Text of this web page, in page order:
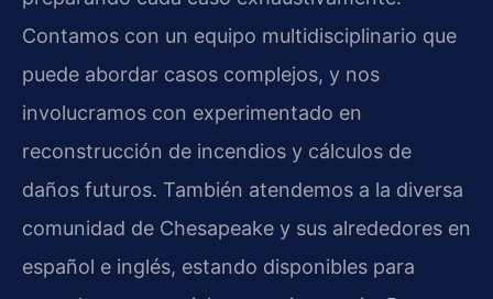
Contamos con un equipo multidisciplinario que
puede abordar casos complejos, y nos
involucramos con experimentado en
reconstrucción de incendios y cálculos de
daños futuros. También atendemos a la diversa
comunidad de Chesapeake y sus alrededores en
español e inglés, estando disponibles para